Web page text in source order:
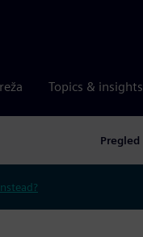
Topics & insights
Pregled